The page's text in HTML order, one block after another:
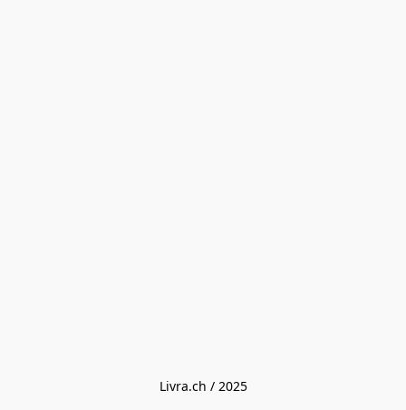
Livra.ch / 2025